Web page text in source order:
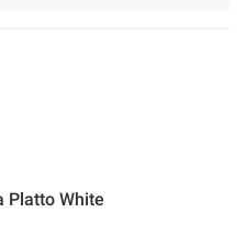
Platto White